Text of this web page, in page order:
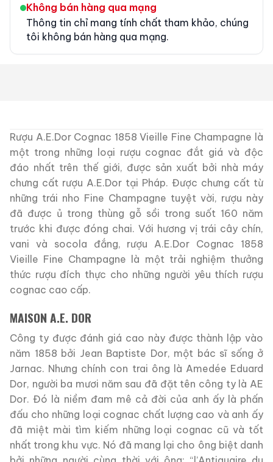
Không bán hàng qua mạng
Thông tin chỉ mang tính chất tham khảo, chúng
tôi không bán hàng qua mạng.
Rượu A.E.Dor Cognac 1858 Vieille Fine Champagne là
một trong những loại rượu cognac đắt giá và độc
đáo nhất trên thế giới, được sản xuất bởi nhà máy
chưng cất rượu A.E.Dor tại Pháp. Được chưng cất từ
những trái nho Fine Champagne tuyệt vời, rượu này
đã được ủ trong thùng gỗ sồi trong suốt 160 năm
trước khi được đóng chai. Với hương vị trái cây chín,
vani và socola đắng, rượu A.E.Dor Cognac 1858
Vieille Fine Champagne là một trải nghiệm thưởng
thức rượu đích thực cho những người yêu thích rượu
cognac cao cấp.
MAISON A.E. DOR
Công ty được đánh giá cao này được thành lập vào
năm 1858 bởi Jean Baptiste Dor, một bác sĩ sống ở
Jarnac. Nhưng chính con trai ông là Amedée Eduard
Dor, người ba mươi năm sau đã đặt tên công ty là AE
Dor. Đó là niềm đam mê cả đời của anh ấy là phấn
đấu cho những loại cognac chất lượng cao và anh ấy
đã miệt mài tìm kiếm những loại cognac cũ và tốt
nhất trong khu vực. Nó đã mang lại cho ông biệt danh